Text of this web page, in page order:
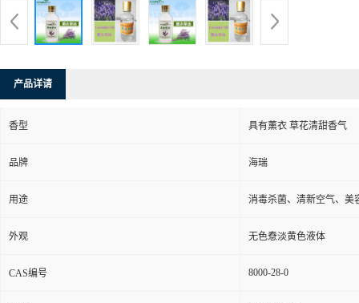
产品详请
香型 具有薰衣 草花清甜香气
品牌 海瑞
用途 消毒杀菌、清新空气、美
外观 无色憃淡黄色液体
CAS编号 8000-28-0